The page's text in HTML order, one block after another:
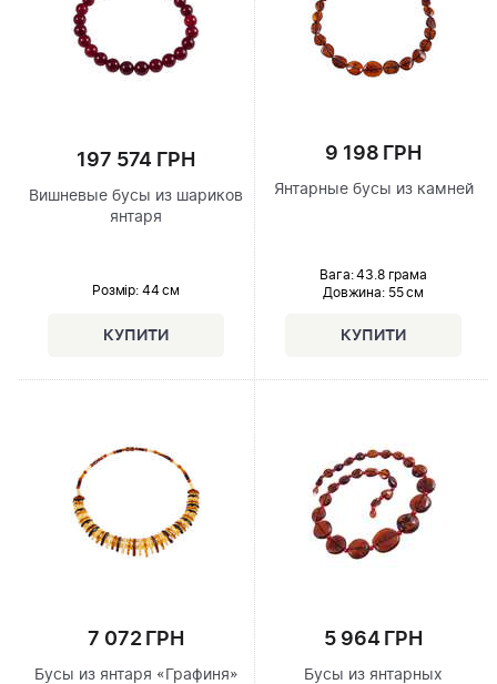
197 574 ГРН
Вишневые бусы из шариков
янтаря
Розмір: 44 см
9 198 ГРН
Янтарные бусы из камней
Вага: 43.8 грама
Довжина:55 см
7 072 ГРН
Бусы из янтаря «Графиня»
5 964 ГРН
Бусы из янтарных